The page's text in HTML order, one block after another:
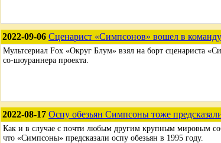
2022-09-06 Сценарист «Симпсонов» вошел в
Мультсериал Fox «Округ Блум» взял на борт сценариста
со-шоураннера проекта.
2022-08-17 Оспу обезьян Симпсоны тоже
Как и в случае с почти любым другим крупным мировым
что «Симпсоны» предсказали оспу обезьян в 1995 году.